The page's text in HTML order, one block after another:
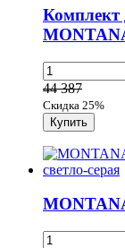
Комплект
44 387
Скидка 25%